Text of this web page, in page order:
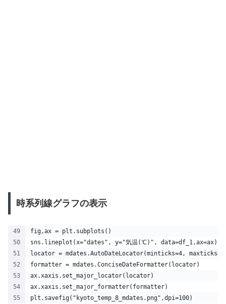
時系列線グラフの表示
fig,ax = plt.subplots()
sns.lineplot(x="dates", y="気温(℃)", data=df_1,ax=ax)
locator = mdates.AutoDateLocator(minticks=4,
formatter = mdates.ConciseDateFormatter(locator)
ax.xaxis.set_major_locator(locator)
ax.xaxis.set_major_formatter(formatter)
plt.savefig("kyoto_temp_8_mdates.png",dpi=100)